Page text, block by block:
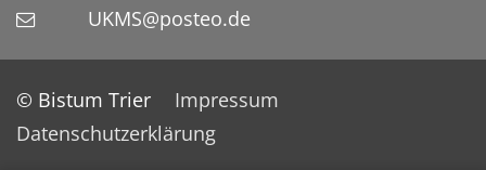
UKMS@posteo.de
© Bistum Trier
Impressum
Datenschutzerklärung